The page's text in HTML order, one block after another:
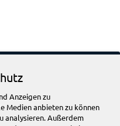
Beratung unter:
Anzeigen zu
Medien anbieten zu können
analysieren. Außerdem